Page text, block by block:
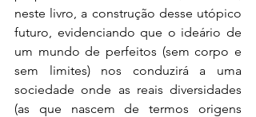
neste livro, a construção desse utópico
futuro, evidenciando que o ideário de
um mundo de perfeitos (sem corpo e
sem limites) nos conduzirá a uma
sociedade onde as reais diversidades
(as que nascem de termos origens